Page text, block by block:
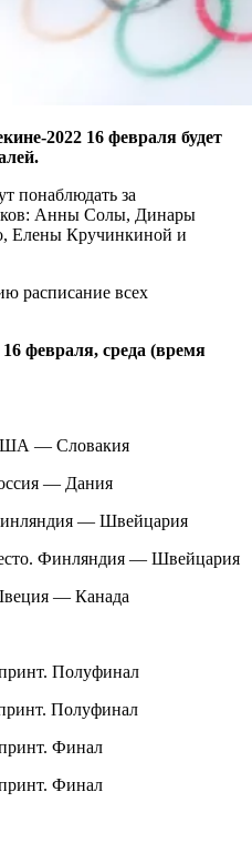
2022 16 февраля будет
понаблюдать за
Анны Солы, Динары
Елены Кручинкиной и
расписание всех
февраля, среда (время
— Словакия
— Дания
— Швейцария
Финляндия — Швейцария
— Канада
Полуфинал
Полуфинал
Финал
Финал